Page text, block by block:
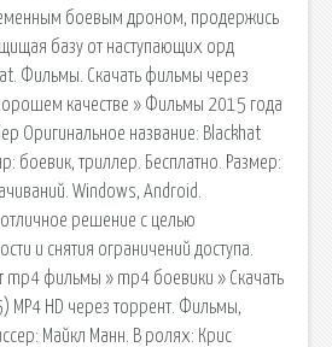
боевым дроном, продержись
базу от наступающих орд
Фильмы. Скачать фильмы через
качестве » Фильмы 2015 года
Оригинальное название: Blackhat
боевик, триллер. Бесплатно. Размер:
Windows, Android.
решение с целью
и снятия ограничений доступа.
mp4 фильмы » mp4 боевики » Скачать
MP4 HD через торрент. Фильмы,
Майкл Манн. В ролях: Крис